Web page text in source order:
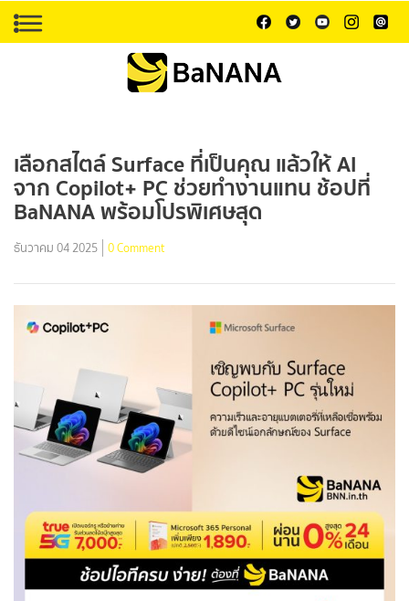
เลือกสไตล์ Surface ที่เป็นคุณ แล้วให้ AI
จาก Copilot+ PC ช่วยทำงานแทน ช้อปที่
BaNANA พร้อมโปรพิเศษสุด
ธันวาคม 04 2025 0 Comment